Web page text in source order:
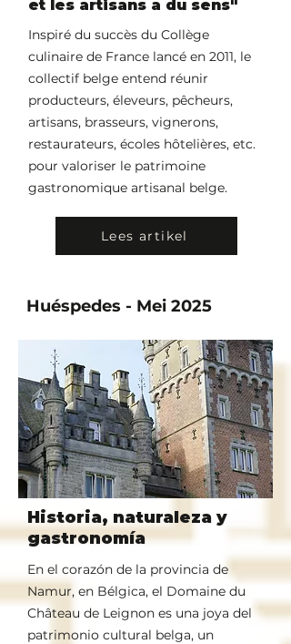
et les artisans a du sens"
Inspiré du succès du Collège
culinaire de France lancé en 2011, le
collectif belge entend réunir
producteurs, éleveurs, pêcheurs,
artisans, brasseurs, vignerons,
restaurateurs, écoles hôtelières, etc.
pour valoriser le patrimoine
gastronomique artisanal belge.
Lees artikel
Huéspedes - Mei 2025
Historia, naturaleza y
gastronomía
En el corazón de la provincia de
Namur, en Bélgica, el Domaine du
Château de Leignon es una joya del
patrimonio cultural belga, un